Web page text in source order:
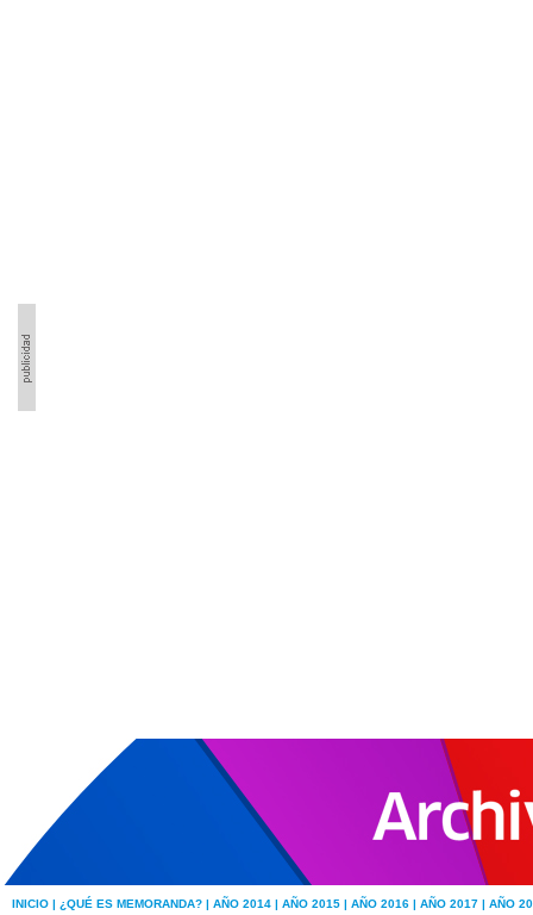
INICIO | ¿QUÉ ES MEMORANDA? | AÑO 2014 | AÑO 2015 | AÑO 2016 | AÑO 2017 | AÑO